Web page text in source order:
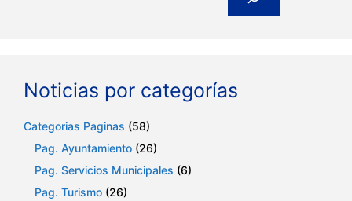
Noticias por categorías
Categorias Paginas (58)
Pag. Ayuntamiento (26)
Pag. Servicios Municipales (6)
Pag. Turismo (26)